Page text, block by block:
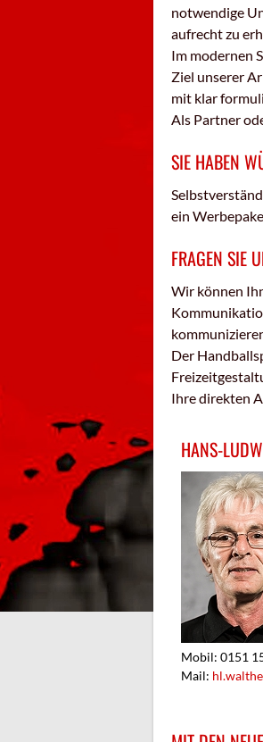
notwendige
aufrecht zu
Im modernen
Ziel unserer
mit klar
Als Partner
SIE HABEN
ein
FRAGEN SIE
Wir können
Der
Ihre direkten
HANS-
Mobil: 0151
Mail: